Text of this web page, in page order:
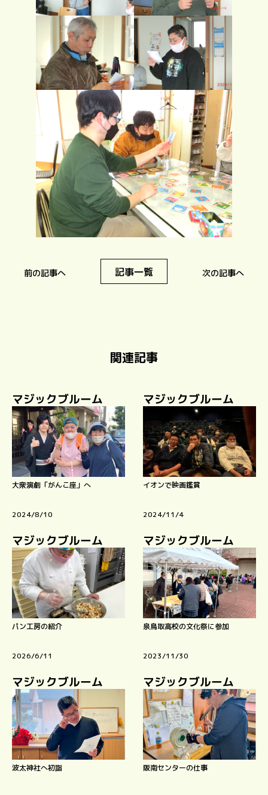
前の記事へ 記事一覧 次の記事へ
関連記事
マジックブルーム
大衆演劇「がんこ座」へ
2024/8/10
マジックブルーム
イオンで映画鑑賞
2024/11/4
マジックブルーム
パン工房の紹介
2026/6/11
マジックブルーム
泉鳥取高校の文化祭に参加
2023/11/30
マジックブルーム
波太神社へ初詣
マジックブルーム
阪南センターの仕事